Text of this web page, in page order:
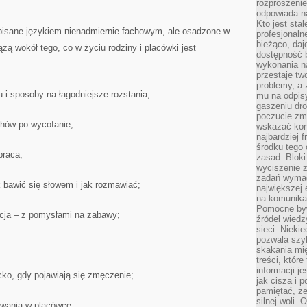
językiem nienadmiernie fachowym, ale osadzone w
wokół tego, co w życiu rodziny i placówki jest
sposoby na łagodniejsze rozstania;
po wycofanie;
się słowem i jak rozmawiać;
– z pomysłami na zabawy;
gdy pojawiają się zmęczenie;
odpowiada
Kto jest
bieżąco,
dostępność
wykonania
przestaje
problemy, a
mu na
gaszeniu
poczucie
wskazać
najbardziej
środku tego
zasad.
wyciszenie
zadań
największej
na
Pomocne
źródeł
sieci.
pozwala
skakania
treści, które
informacji
jak cisza i
pamiętać,
silnej woli.